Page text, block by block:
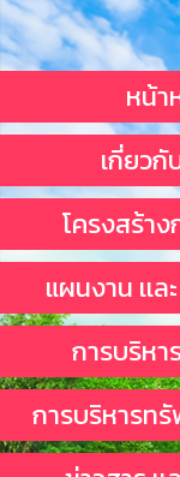
หน้า
เกี่ยว
โครงสร้า
แผนงาน เ
การบริห
การบริหารท